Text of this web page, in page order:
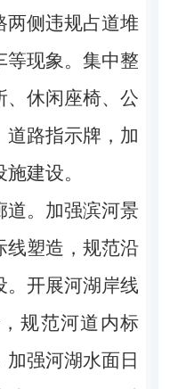
两侧违规占道堆
等现象。集中整
、休闲座椅、公
道路指示牌，加
建设。
道。加强滨河景
线塑造，规范沿
。开展河湖岸线
规范河道内标
强河湖水面日